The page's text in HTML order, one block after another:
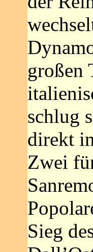
großen
schlug
direkt
Zwei
Sieg